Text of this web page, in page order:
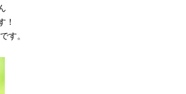
！
す。